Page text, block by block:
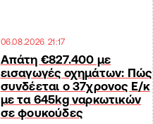
06.08.2026 21:17
Απάτη €827.400 με
εισαγωγές οχημάτων: Πώς
συνδέεται ο 37χρονος Ε/κ
με τα 645kg ναρκωτικών
σε φουκούδες